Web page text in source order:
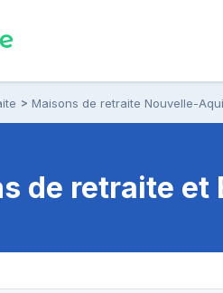
Maisons de retraite Nouvelle-
de retraite et